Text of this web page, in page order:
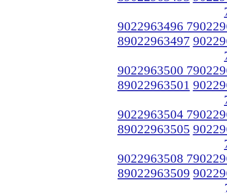
9022963496
89022963497
9022963500
89022963501
9022963504
89022963505
9022963508
89022963509